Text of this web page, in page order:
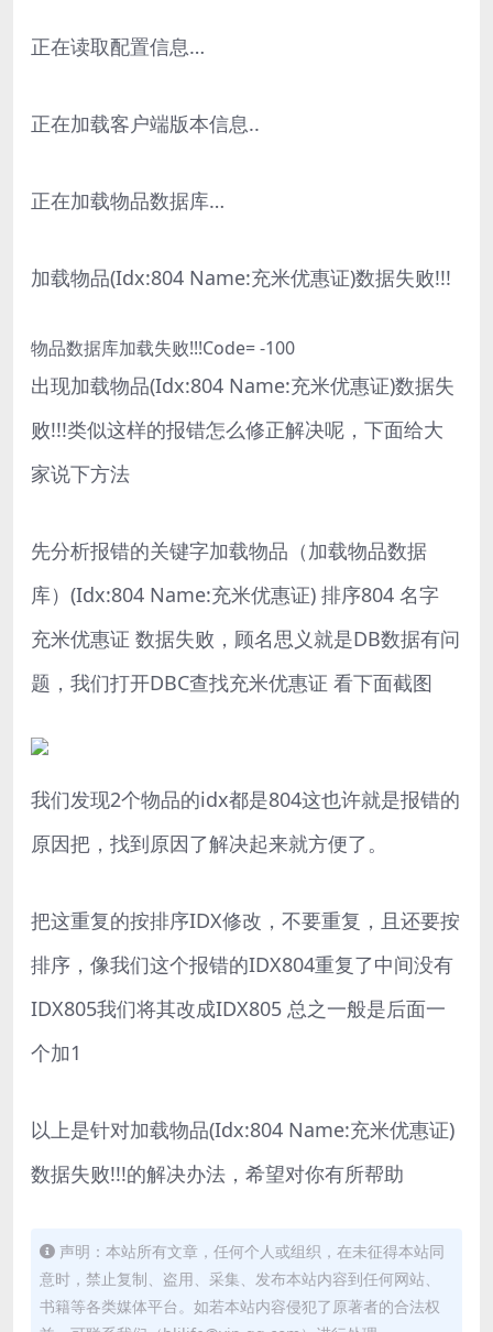
正在读取配置信息…
正在加载客户端版本信息..
正在加载物品数据库…
加载物品(Idx:804 Name:充米优惠证)数据失败!!!
物品数据库加载失败!!!Code= -100
出现加载物品(Idx:804 Name:充米优惠证)数据失
败!!!类似这样的报错怎么修正解决呢，下面给大
家说下方法
先分析报错的关键字加载物品（加载物品数据
库）(Idx:804 Name:充米优惠证) 排序804 名字
充米优惠证 数据失败，顾名思义就是DB数据有问
题，我们打开DBC查找充米优惠证 看下面截图
我们发现2个物品的idx都是804这也许就是报错的
原因把，找到原因了解决起来就方便了。
把这重复的按排序IDX修改，不要重复，且还要按
排序，像我们这个报错的IDX804重复了中间没有
IDX805我们将其改成IDX805 总之一般是后面一
个加1
以上是针对加载物品(Idx:804 Name:充米优惠证)
数据失败!!!的解决办法，希望对你有所帮助
声明：本站所有文章，任何个人或组织，在未征得本站同
意时，禁止复制、盗用、采集、发布本站内容到任何网站、
书籍等各类媒体平台。如若本站内容侵犯了原著者的合法权